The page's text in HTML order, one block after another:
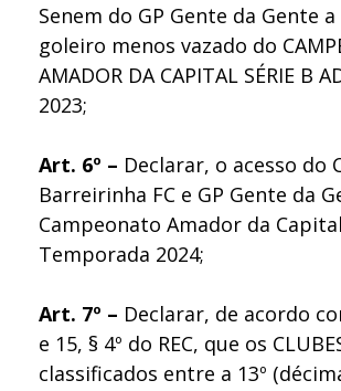
Senem do GP Gente da Gente
goleiro menos vazado do
AMADOR DA CAPITAL SÉRIE B
2023;
Art. 6º – Declarar, o acesso do
Barreirinha FC e GP Gente da
Campeonato Amador da
Temporada 2024;
Art. 7º – Declarar, de acordo
e 15, § 4º do REC, que os
classificados entre a 13º